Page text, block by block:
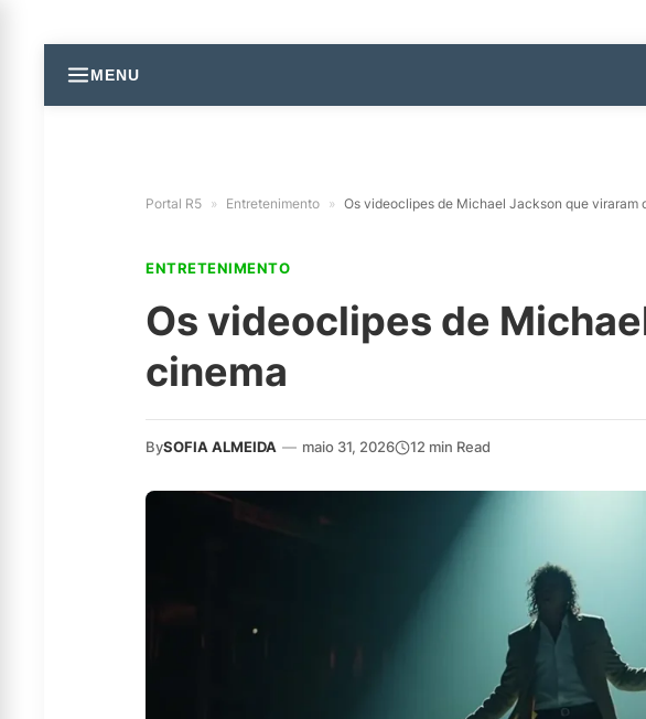
MENU
Portal R5 » Entretenimento » Os videoclipes de Michael Jackson que viraram
ENTRETENIMENTO
Os videoclipes de
cinema
BySOFIA ALMEIDA — maio 31, 2026 12 min Read